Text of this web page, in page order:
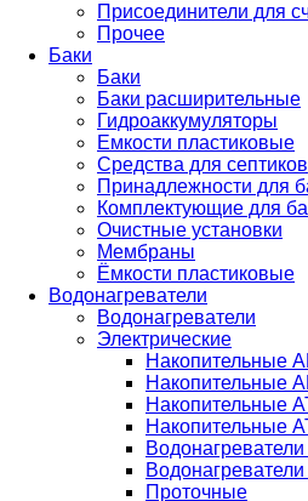
Присоединители для
Прочее
Баки
Баки
Баки расширительные
Гидроаккумуляторы
Емкости пластиковые
Средства для септиков
Принадлежности для
Комплектующие для
Очистные установки
Мембраны
Ёмкости пластиковые
Водонагреватели
Водонагреватели
Электрические
Накопительные
Накопительные
Накопительные
Накопительные
Проточные